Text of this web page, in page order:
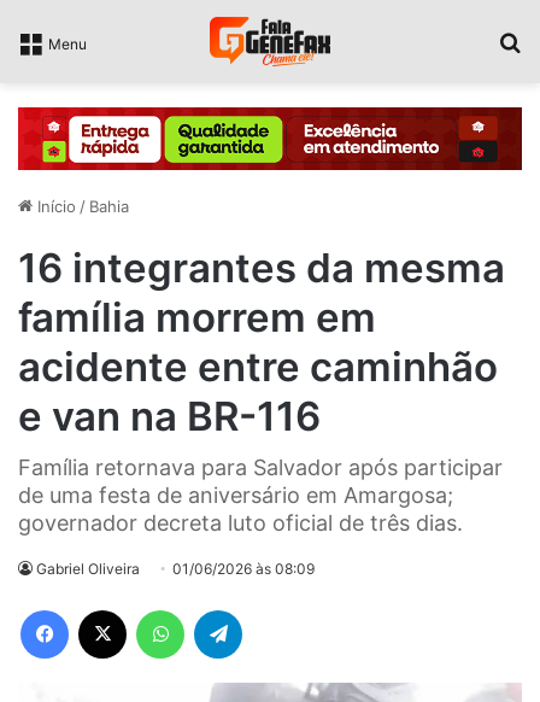
Menu
Início / Bahia
16 integrantes da mesma
família morrem em
acidente entre caminhão
e van na BR-116
Família retornava para Salvador após participar
de uma festa de aniversário em Amargosa;
governador decreta luto oficial de três dias.
Gabriel Oliveira 01/06/2026 às 08:09
Facebook WhatsApp